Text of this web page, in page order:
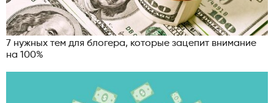
7 нужных тем для блогера, которые зацепит внимание
на 100%